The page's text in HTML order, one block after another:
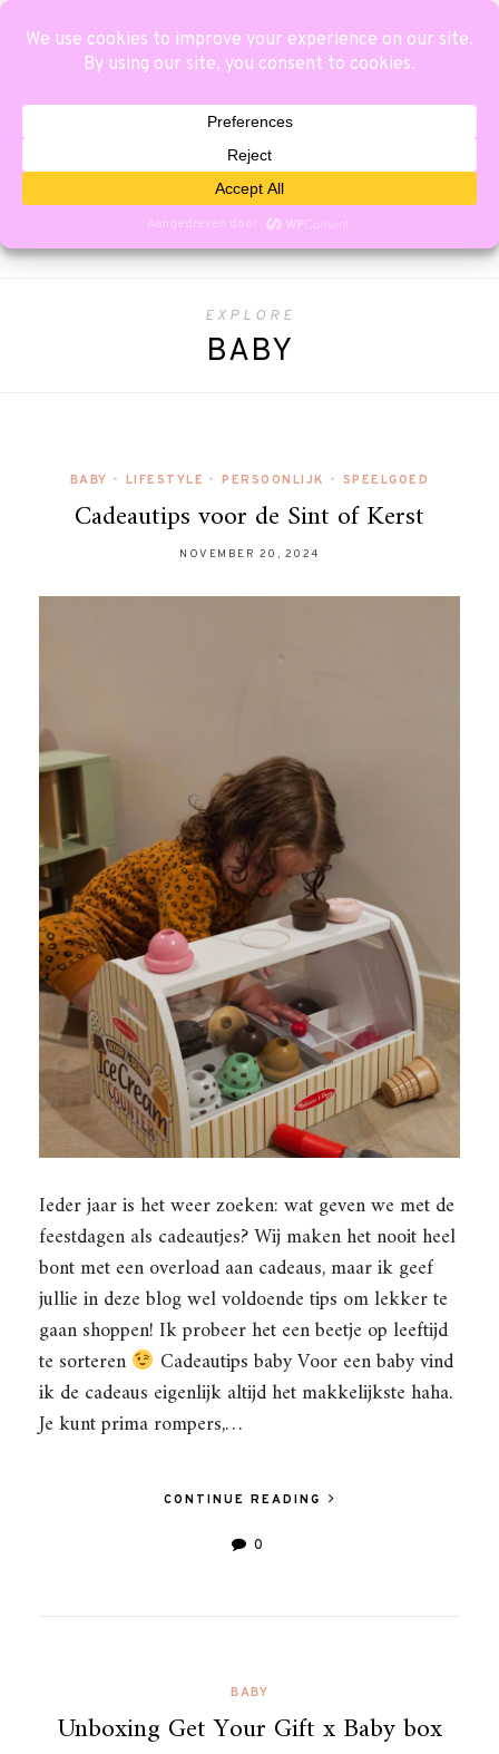
EXPLORE
BABY
BABY • LIFESTYLE • PERSOONLIJK • SPEELGOED
Cadeautips voor de Sint of Kerst
NOVEMBER 20, 2024
Ieder jaar is het weer zoeken: wat geven we met de
feestdagen als cadeautjes? Wij maken het nooit heel
bont met een overload aan cadeaus, maar ik geef
jullie in deze blog wel voldoende tips om lekker te
gaan shoppen! Ik probeer het een beetje op leeftijd
te sorteren
Cadeautips baby Voor een baby vind
ik de cadeaus eigenlijk altijd het makkelijkste haha.
Je kunt prima rompers,…
CONTINUE READING
0
BABY
Unboxing Get Your Gift x Baby box